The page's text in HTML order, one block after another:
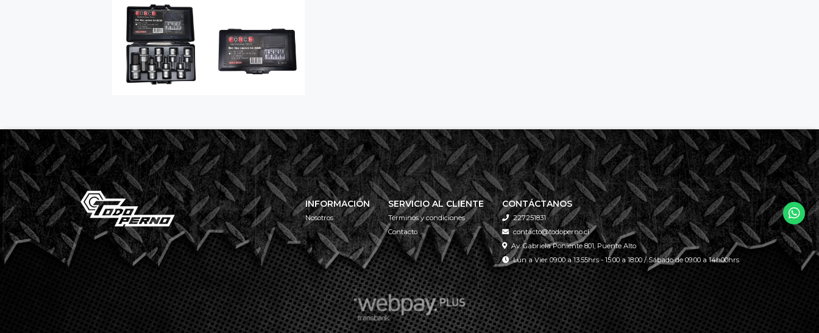
INFORMACIÓN
Nosotros
SERVICIO AL CLIENTE
Términos y condiciones
Contacto
CONTÁCTANOS
227251831
contacto@todoperno.cl
Av. Gabriela Poniente 801, Puente Alto
Lun a Vier 09:00 a 13:55hrs - 15:00 a 18:00 / Sábado de 09:00 a 14h00hrs